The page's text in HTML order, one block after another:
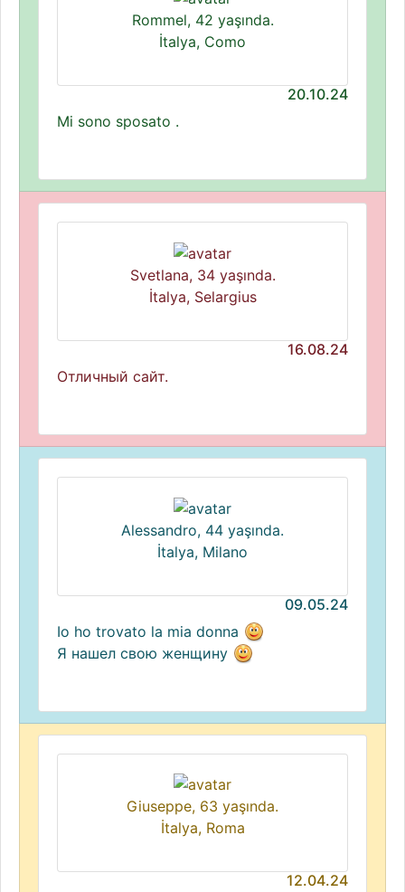
Rommel, 42 yaşında.
İtalya, Como
20.10.24
Mi sono sposato .
Svetlana, 34 yaşında.
İtalya, Selargius
16.08.24
Отличный сайт.
Alessandro, 44 yaşında.
İtalya, Milano
09.05.24
Io ho trovato la mia donna
Я нашел свою женщину
Giuseppe, 63 yaşında.
İtalya, Roma
12.04.24